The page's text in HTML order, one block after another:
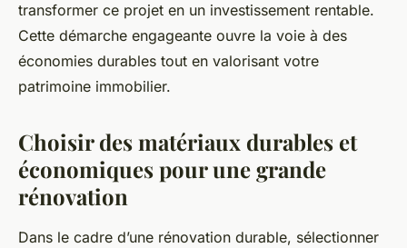
transformer ce projet en un investissement rentable.
Cette démarche engageante ouvre la voie à des
économies durables tout en valorisant votre
patrimoine immobilier.
Choisir des matériaux durables et
économiques pour une grande
rénovation
Dans le cadre d’une rénovation durable, sélectionner